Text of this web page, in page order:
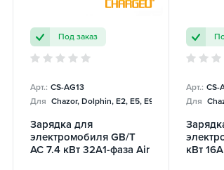
Mercedes
Под заказ
Арт.: CS-AG13
Для Chazor, Dolphin, E2, E5, E9, Mercedes
Зарядка для
электромобиля GB/T
AC 7.4 кВт 32A1-фаза Air
Арт.: CS-
Для
кВт